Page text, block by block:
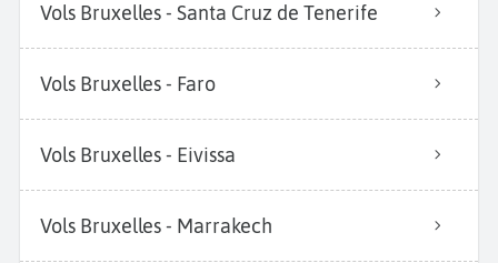
Vols Bruxelles - Santa Cruz de Tenerife
Vols Bruxelles - Faro
Vols Bruxelles - Eivissa
Vols Bruxelles - Marrakech